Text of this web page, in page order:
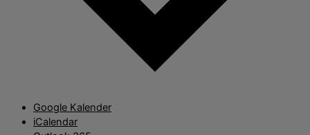
Google Kalender
iCalendar